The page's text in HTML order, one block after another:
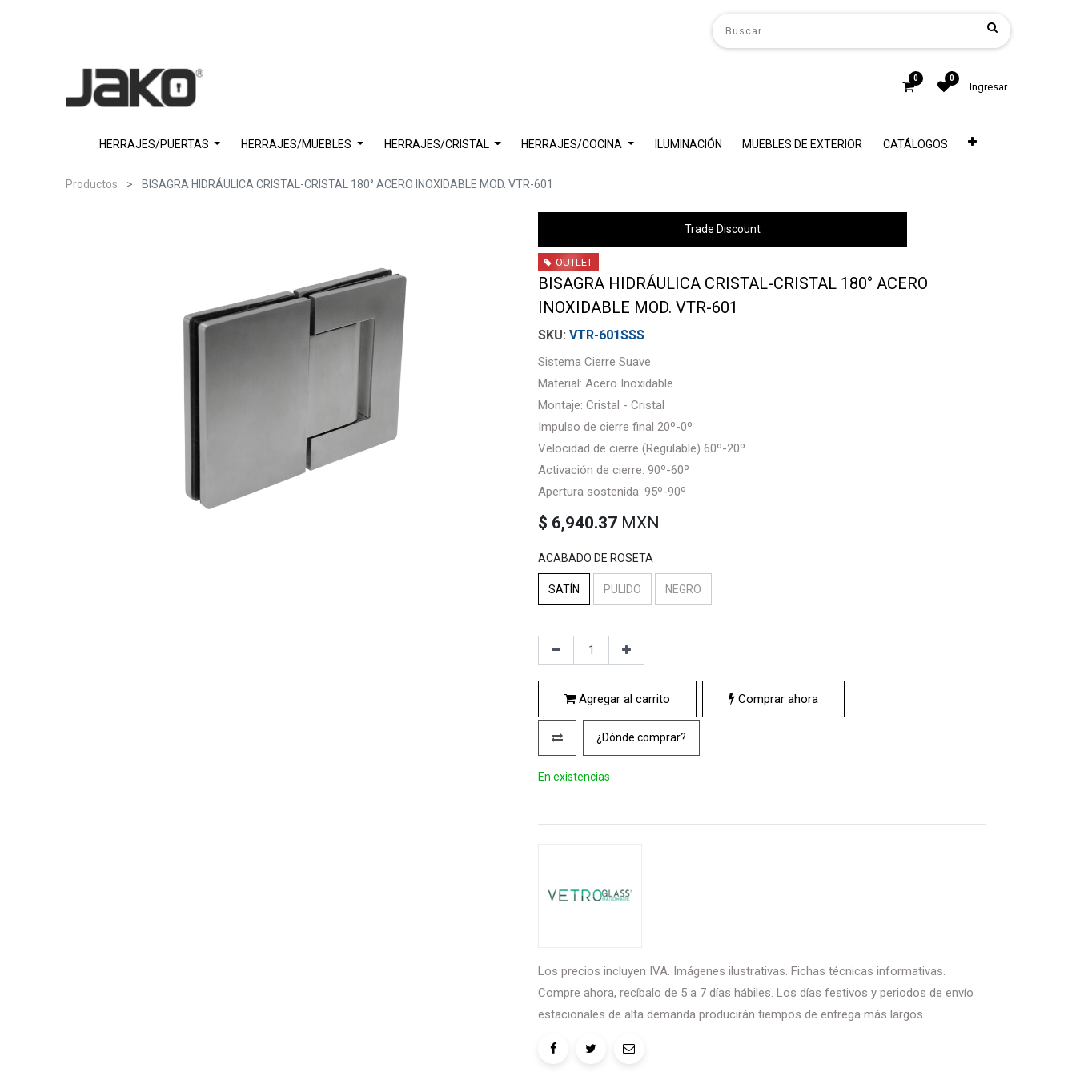
0 0
Ingresar
HERRAJES/PUERTAS HERRAJES/MUEBLES HERRAJES/CRISTAL HERRAJES/COCINA ILUMINACIÓN MUEBLES DE EXTERIOR CATÁLOGOS
Productos BISAGRA HIDRÁULICA CRISTAL-CRISTAL 180° ACERO INOXIDABLE MOD. VTR-601
Trade Discount
OUTLET
BISAGRA HIDRÁULICA CRISTAL-CRISTAL 180° ACERO
INOXIDABLE MOD. VTR-601
VTR-601SSS
Sistema Cierre Suave
Material: Acero Inoxidable
Montaje: Cristal - Cristal
Impulso de cierre final 20º-0º
Velocidad de cierre (Regulable) 60º-20º
Activación de cierre: 90º-60º
Apertura sostenida: 95º-90º
$ 6,940.37 MXN
ACABADO DE ROSETA
SATÍN PULIDO NEGRO
Agregar al carrito Comprar ahora
¿Dónde comprar?
En existencias
Los precios incluyen IVA. Imágenes ilustrativas. Fichas técnicas informativas.
Compre ahora, recíbalo de 5 a 7 días hábiles. Los días festivos y periodos de envío
estacionales de alta demanda producirán tiempos de entrega más largos.